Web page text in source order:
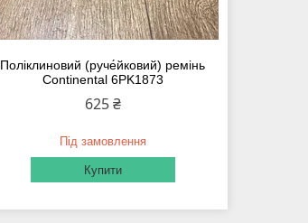
Поліклиновий (руче́йковий) ремінь
Continental 6PK1873
625 ₴
Під замовлення
Купити